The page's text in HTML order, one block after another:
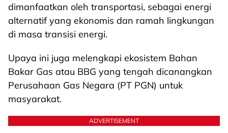
dimanfaatkan oleh transportasi, sebagai energi
alternatif yang ekonomis dan ramah lingkungan
di masa transisi energi.
Upaya ini juga melengkapi ekosistem Bahan
Bakar Gas atau BBG yang tengah dicanangkan
Perusahaan Gas Negara (PT PGN) untuk
masyarakat.
ADVERTISEMENT